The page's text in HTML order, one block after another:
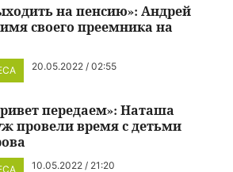
20.05.2022 / 02:55
на пенсию»: Андрей
своего преемника на
10.05.2022 / 21:20
передаем»: Наташа
провели время с детьми